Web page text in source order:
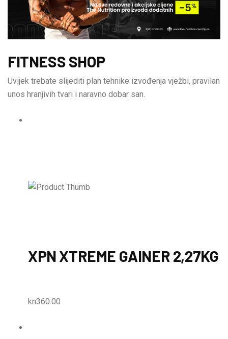
FITNESS SHOP
Uvijek trebate slijediti plan tehnike izvođenja vježbi, pravilan
unos hranjivih tvari i naravno dobar san.
XPN XTREME GAINER 2,27KG
kn360.00